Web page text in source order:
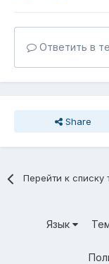
Ответить в
Share
Перейти к списку
Язык